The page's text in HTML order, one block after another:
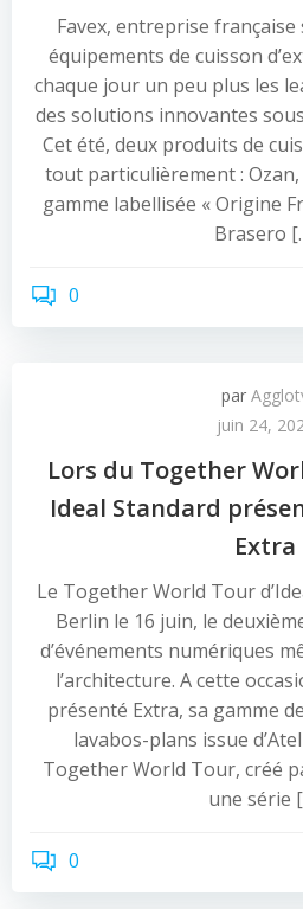
Favex, entreprise française
équipements de cuisson
chaque jour un peu plus les
des solutions innovantes
Cet été, deux produits de
tout particulièrement :
gamme labellisée « Origine
Brasero
0
par
juin 24,
Lors du Together
Ideal Standard
Extra
Le Together World Tour
Berlin le 16 juin, le
d’événements numériques
l’architecture. A cette
présenté Extra, sa gamme
lavabos-plans issue
Together World Tour, créé
une série
0